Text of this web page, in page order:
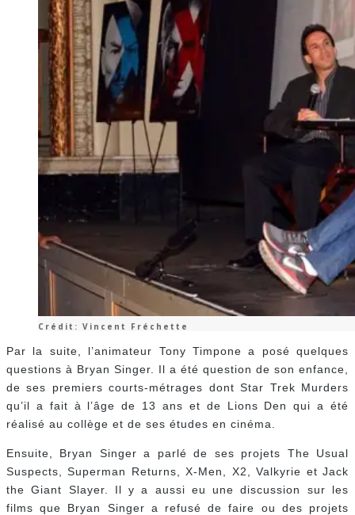
Crédit: Vincent Fréchette
Par la suite, l’animateur Tony Timpone a posé quelques
questions à Bryan Singer. Il a été question de son enfance,
de ses premiers courts-métrages dont Star Trek Murders
qu’il a fait à l’âge de 13 ans et de Lions Den qui a été
réalisé au collège et de ses études en cinéma.
Ensuite, Bryan Singer a parlé de ses projets The Usual
Suspects, Superman Returns, X-Men, X2, Valkyrie et Jack
the Giant Slayer. Il y a aussi eu une discussion sur les
films que Bryan Singer a refusé de faire ou des projets